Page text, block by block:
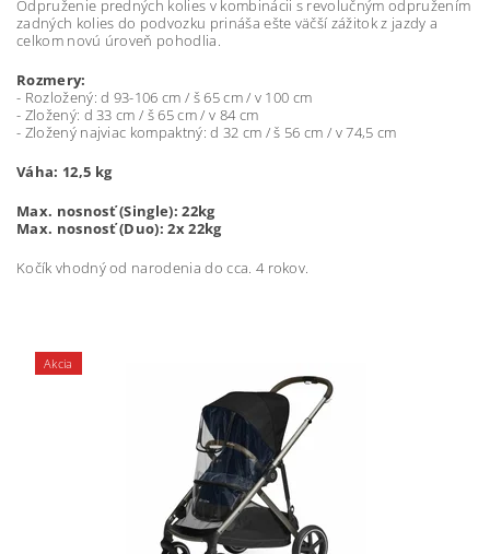
Odpruženie predných kolies v kombinácii s revolučným odpružením
zadných kolies do podvozku prináša ešte väčší zážitok z jazdy a
celkom novú úroveň pohodlia.
Rozmery:
- Rozložený: d 93-106 cm / š 65 cm / v 100 cm
- Zložený: d 33 cm / š 65 cm / v 84 cm
- Zložený najviac kompaktný: d 32 cm / š 56 cm / v 74,5 cm
Váha: 12,5 kg
Max. nosnosť (Single): 22kg
Max. nosnosť (Duo): 2x 22kg
Kočík vhodný od narodenia do cca. 4 rokov.
Akcia